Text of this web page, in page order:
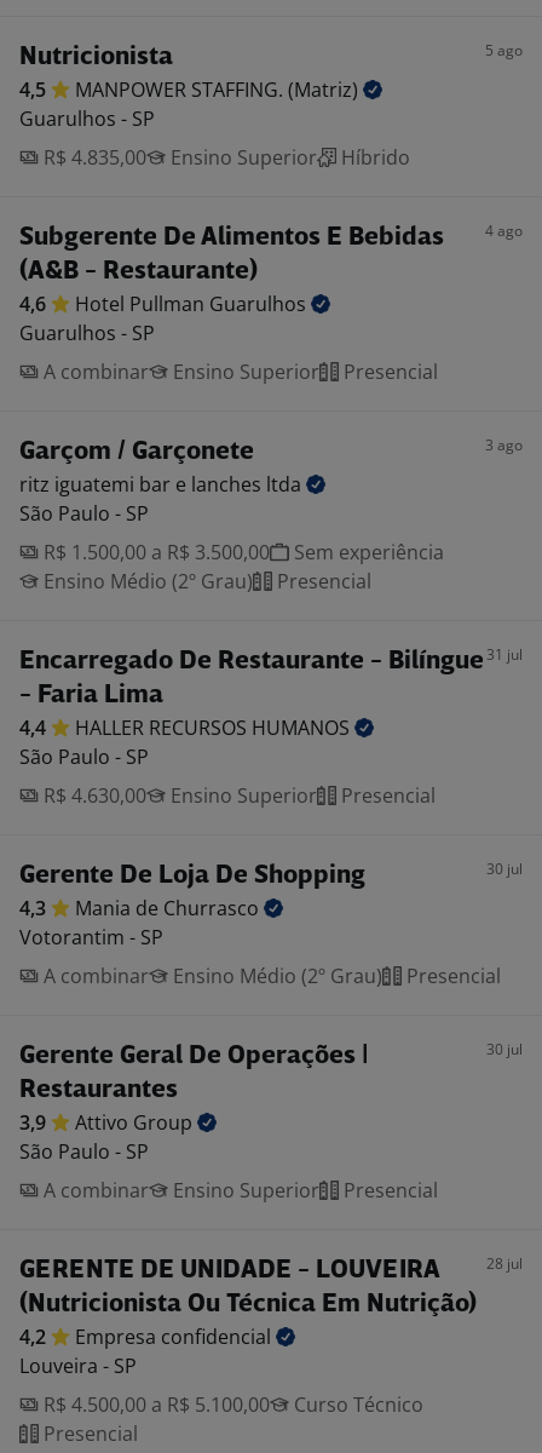
Nutricionista 5 ago
4,5 MANPOWER STAFFING. (Matriz)
Guarulhos - SP
R$ 4.835,00
Ensino Superior Híbrido
Subgerente De Alimentos E Bebidas
(A&B - Restaurante)
4 ago
4,6 Hotel Pullman Guarulhos
Guarulhos - SP
A combinar
Ensino Superior Presencial
Garçom / Garçonete 3 ago
ritz iguatemi bar e lanches ltda
São Paulo - SP
R$ 1.500,00 a R$ 3.500,00
Sem experiência
Ensino Médio (2º Grau)
Presencial
Encarregado De Restaurante - Bilíngue
- Faria Lima
31 jul
4,4 HALLER RECURSOS HUMANOS
São Paulo - SP
R$ 4.630,00
Ensino Superior Presencial
Gerente De Loja De Shopping 30 jul
4,3 Mania de Churrasco
Votorantim - SP
A combinar
Ensino Médio (2º Grau) Presencial
Gerente Geral De Operações |
Restaurantes
30 jul
3,9 Attivo Group
São Paulo - SP
A combinar
Ensino Superior Presencial
GERENTE DE UNIDADE - LOUVEIRA
(Nutricionista Ou Técnica Em Nutrição)
28 jul
4,2 Empresa confidencial
Louveira - SP
R$ 4.500,00 a R$ 5.100,00
Curso Técnico
Presencial